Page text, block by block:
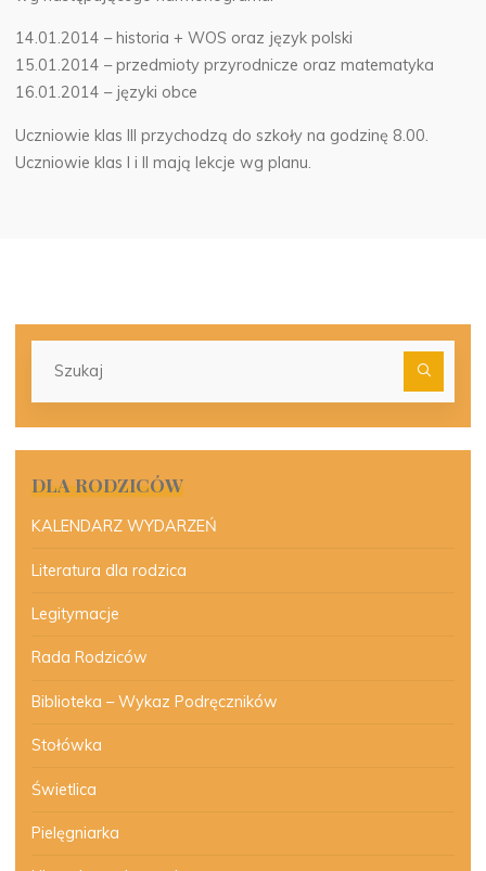
14.01.2014 – historia + WOS oraz język polski
15.01.2014 – przedmioty przyrodnicze oraz matematyka
16.01.2014 – języki obce
Uczniowie klas III przychodzą do szkoły na godzinę 8.00.
Uczniowie klas I i II mają lekcje wg planu.
DLA RODZICÓW
KALENDARZ WYDARZEŃ
Literatura dla rodzica
Legitymacje
Rada Rodziców
Biblioteka – Wykaz Podręczników
Stołówka
Świetlica
Pielęgniarka